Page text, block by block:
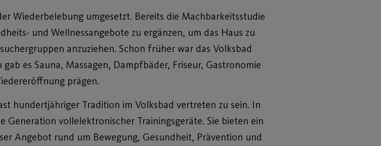
Wiederbelebung umgesetzt. Bereits die Machbarkeitsstudie
und Wellnessangebote zu ergänzen, um das Haus zu
anzuziehen. Schon früher war das Volksbad
es Sauna, Massagen, Dampfbäder, Friseur, Gastronomie
prägen.
hundertjähriger Tradition im Volksbad vertreten zu sein. In
Generation vollelektronischer Trainingsgeräte. Sie bieten ein
Angebot rund um Bewegung, Gesundheit, Prävention und